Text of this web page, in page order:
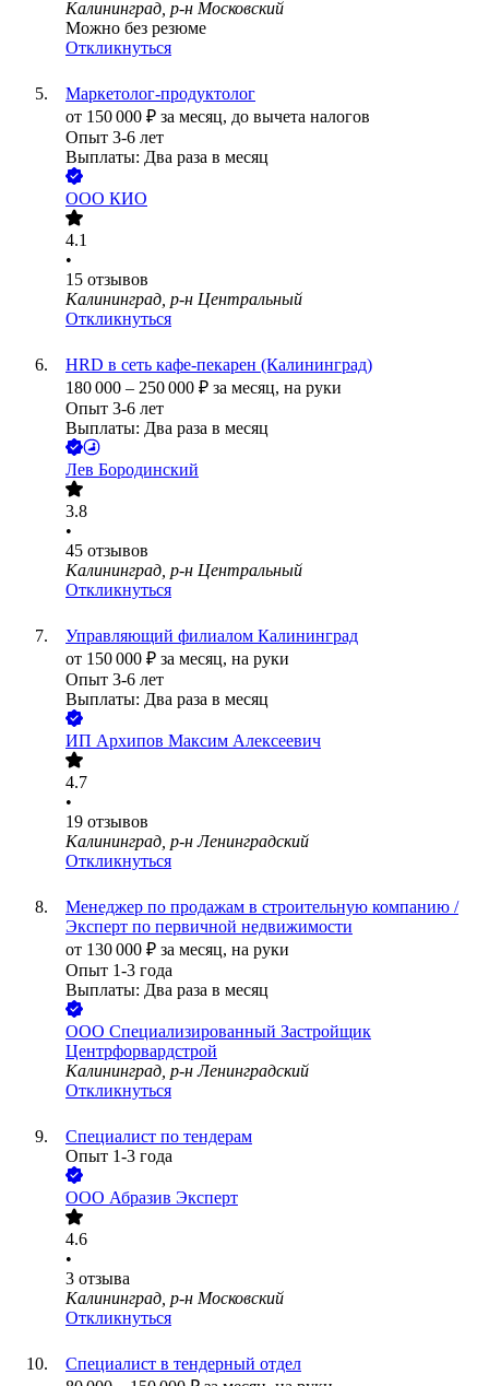
Калининград, р-н Московский
Можно без резюме
Откликнуться
Маркетолог-продуктолог
от 150 000 ₽ за месяц, до вычета налогов
Опыт 3-6 лет
Выплаты: Два раза в месяц
ООО КИО
4.1
•
15 отзывов
Калининград, р-н Центральный
Откликнуться
HRD в сеть кафе-пекарен (Калининград)
180 000 – 250 000 ₽ за месяц, на руки
Опыт 3-6 лет
Выплаты: Два раза в месяц
Лев Бородинский
3.8
•
45 отзывов
Калининград, р-н Центральный
Откликнуться
Управляющий филиалом Калининград
от 150 000 ₽ за месяц, на руки
Опыт 3-6 лет
Выплаты: Два раза в месяц
ИП Архипов Максим Алексеевич
4.7
•
19 отзывов
Калининград, р-н Ленинградский
Откликнуться
Менеджер по продажам в строительную компанию /
Эксперт по первичной недвижимости
от 130 000 ₽ за месяц, на руки
Опыт 1-3 года
Выплаты: Два раза в месяц
ООО Специализированный Застройщик
Центрфорвардстрой
Калининград, р-н Ленинградский
Откликнуться
Специалист по тендерам
Опыт 1-3 года
ООО Абразив Эксперт
4.6
•
3 отзыва
Калининград, р-н Московский
Откликнуться
Специалист в тендерный отдел